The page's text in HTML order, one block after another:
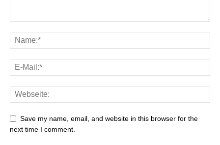
Save my name, email, and website in this browser for the
next time I comment.